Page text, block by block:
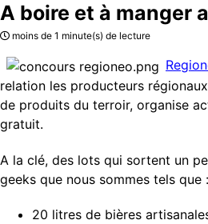
Catégories
A propos
A boire et à manger
moins de 1 minute(s) de lecture
relation les producteurs
de produits du terroir, organise
gratuit.
A la clé, des lots qui sortent un
geeks que nous sommes tels que :
20 litres de bières